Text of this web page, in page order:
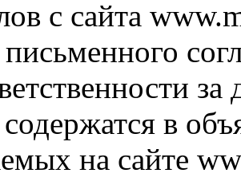
с сайта
в
на сайте